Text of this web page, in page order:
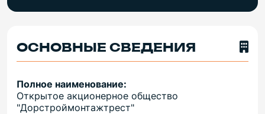
ОСНОВНЫЕ СВЕДЕНИЯ
Полное наименование:
Открытое акционерное общество
"Дорстроймонтажтрест"